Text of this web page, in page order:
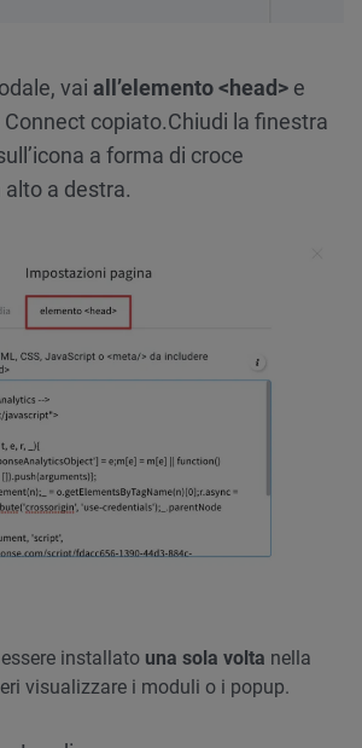
vai all’elemento <head> e
copiato.Chiudi la finestra
a forma di croce
alto a destra.
installato una sola volta nella
visualizzare i moduli o i popup.